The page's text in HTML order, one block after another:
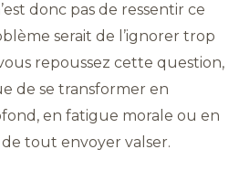
donc pas de ressentir ce
serait de l’ignorer trop
repoussez cette question,
de se transformer en
en fatigue morale ou en
tout envoyer valser.